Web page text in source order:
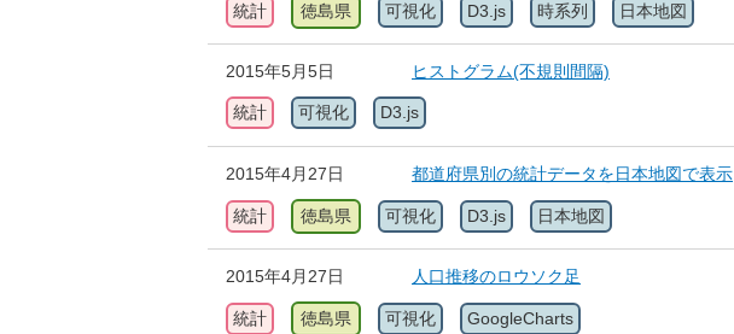
統計 徳島県 可視化 D3.js 時系列 日本地図
2015年5月5日 ヒストグラム(不規則間隔)
統計 可視化 D3.js
2015年4月27日 都道府県別の統計データを日本地図で表示
統計 徳島県 可視化 D3.js 日本地図
2015年4月27日 人口推移のロウソク足
統計 徳島県 可視化 GoogleCharts